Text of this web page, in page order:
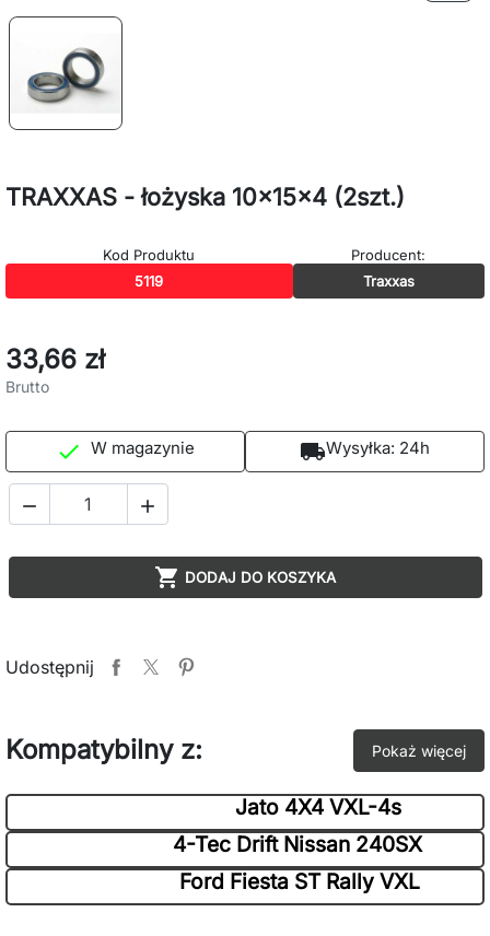
TRAXXAS - łożyska 10x15x4 (2szt.)
Kod Produktu
5119
Producent:
Traxxas
33,66 zł
Brutto
 W magazynie local_shippingWysyłka: 24h
 
 DODAJ DO KOSZYKA
Udostępnij
Kompatybilny z: Pokaż więcej
Jato 4X4 VXL-4s
4-Tec Drift Nissan 240SX
Ford Fiesta ST Rally VXL